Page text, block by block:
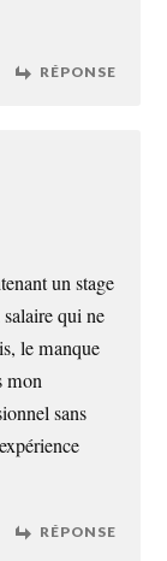
RÉPONSE
un stage
qui ne
le manque
mon
sans
RÉPONSE